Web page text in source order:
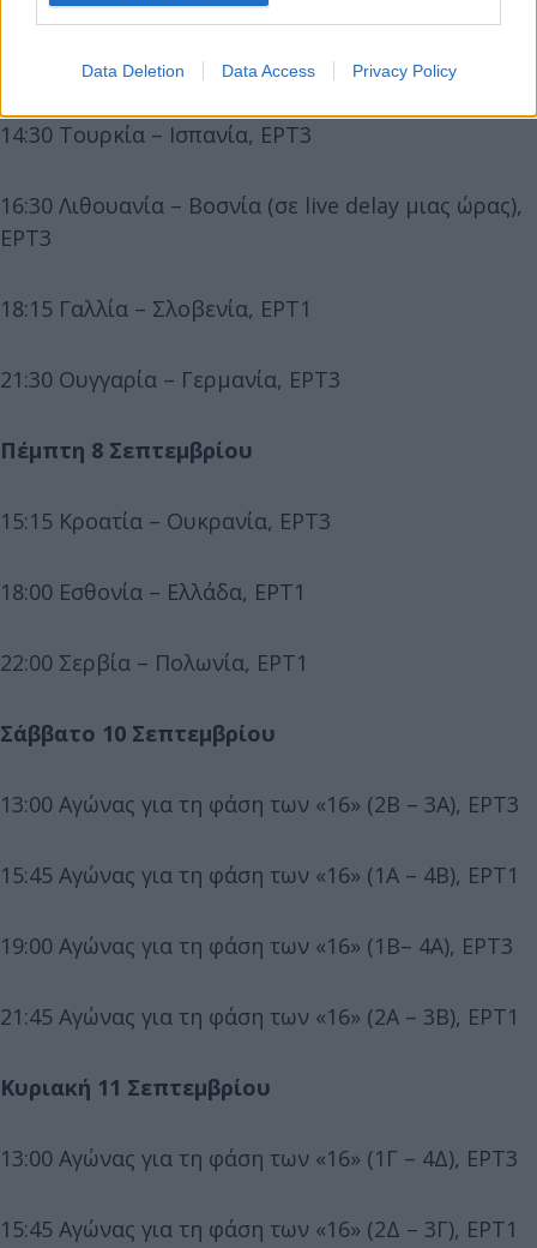
Data Deletion Data Access Privacy Policy
Τετάρτη 7 Σεπτεμβρίου
14:30 Τουρκία – Ισπανία, ΕΡΤ3
16:30 Λιθουανία – Βοσνία (σε live delay μιας ώρας),
ΕΡΤ3
18:15 Γαλλία – Σλοβενία, ΕΡΤ1
21:30 Ουγγαρία – Γερμανία, ΕΡΤ3
Πέμπτη 8 Σεπτεμβρίου
15:15 Κροατία – Ουκρανία, ΕΡΤ3
18:00 Εσθονία – Ελλάδα, ΕΡΤ1
22:00 Σερβία – Πολωνία, ΕΡΤ1
Σάββατο 10 Σεπτεμβρίου
13:00 Αγώνας για τη φάση των «16» (2Β – 3Α), ΕΡΤ3
15:45 Αγώνας για τη φάση των «16» (1Α – 4Β), ΕΡΤ1
19:00 Αγώνας για τη φάση των «16» (1Β– 4Α), ΕΡΤ3
21:45 Αγώνας για τη φάση των «16» (2Α – 3Β), ΕΡΤ1
Κυριακή 11 Σεπτεμβρίου
13:00 Αγώνας για τη φάση των «16» (1Γ – 4Δ), ΕΡΤ3
15:45 Αγώνας για τη φάση των «16» (2Δ – 3Γ), ΕΡΤ1